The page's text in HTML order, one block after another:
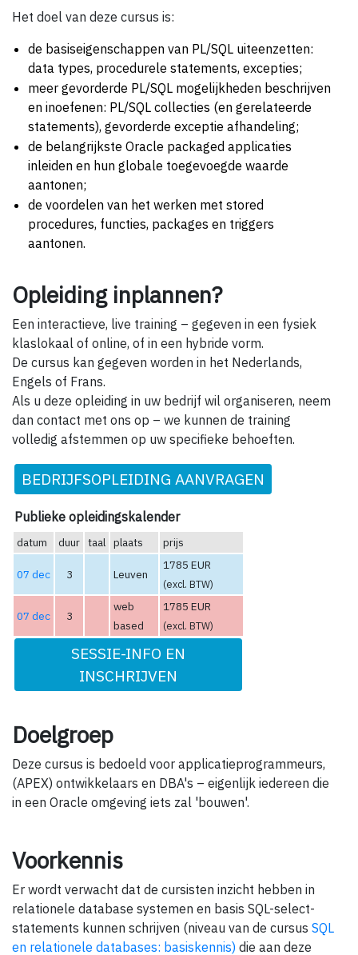
Het doel van deze cursus is:
de basiseigenschappen van PL/SQL uiteenzetten:
data types, procedurele statements, excepties;
meer gevorderde PL/SQL mogelijkheden beschrijven
en inoefenen: PL/SQL collecties (en gerelateerde
statements), gevorderde exceptie afhandeling;
de belangrijkste Oracle packaged applicaties
inleiden en hun globale toegevoegde waarde
aantonen;
de voordelen van het werken met stored
procedures, functies, packages en triggers
aantonen.
Opleiding inplannen?
Een interactieve, live training – gegeven in een fysiek
klaslokaal of online, of in een hybride vorm.
De cursus kan gegeven worden in het Nederlands,
Engels of Frans.
Als u deze opleiding in uw bedrijf wil organiseren, neem
dan contact met ons op – we kunnen de training
volledig afstemmen op uw specifieke behoeften.
BEDRIJFSOPLEIDING AANVRAGEN
Publieke opleidingskalender
datum duur taal plaats prijs
07 dec 3 Leuven
1785 EUR
(excl. BTW)
07 dec 3
web
based
1785 EUR
(excl. BTW)
SESSIE-INFO EN
INSCHRIJVEN
Doelgroep
Deze cursus is bedoeld voor applicatieprogrammeurs,
(APEX) ontwikkelaars en DBA's – eigenlijk iedereen die
in een Oracle omgeving iets zal 'bouwen'.
Voorkennis
Er wordt verwacht dat de cursisten inzicht hebben in
relationele database systemen en basis SQL-select-
statements kunnen schrijven (niveau van de cursus SQL
en relationele databases: basiskennis) die aan deze